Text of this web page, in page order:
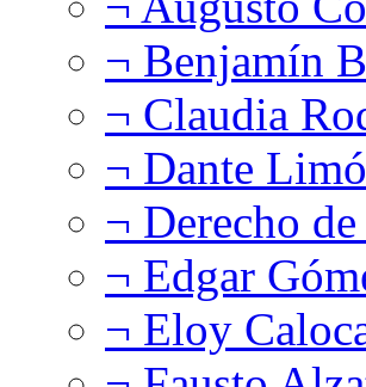
¬ Benjamín
¬ Claudia
¬ Dante
¬ Derecho
¬ Edgar
¬ Eloy